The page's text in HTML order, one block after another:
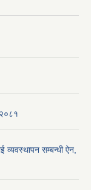
व्यवस्थापन सम्बन्धी ऐन,